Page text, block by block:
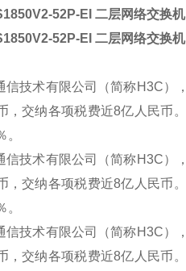
52P-EI 二层网络交换机
52P-EI 二层网络交换机
信技术有限公司（简称H3C）
，交纳各项税费近8亿人民币
。
信技术有限公司（简称H3C）
，交纳各项税费近8亿人民币
。
信技术有限公司（简称H3C）
，交纳各项税费近8亿人民币